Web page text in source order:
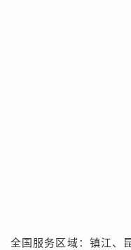
全国服务区域：镇江、